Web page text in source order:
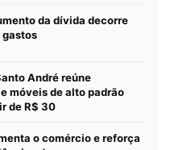
da dívida decorre
gastos
André reúne
móveis de alto padrão
de R$ 30
o comércio e reforça